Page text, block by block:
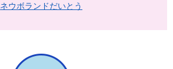
ネウボランドだいとう